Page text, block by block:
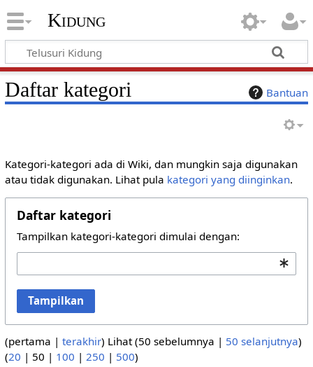
Kidung
Bantuan
Daftar kategori
Kategori-kategori ada di Wiki, dan mungkin saja digunakan
atau tidak digunakan. Lihat pula kategori yang diinginkan.
Daftar kategori
Tampilkan kategori-kategori dimulai dengan:
Tampilkan
(pertama | terakhir) Lihat (50 sebelumnya | 50 selanjutnya)
(20 | 50 | 100 | 250 | 500)